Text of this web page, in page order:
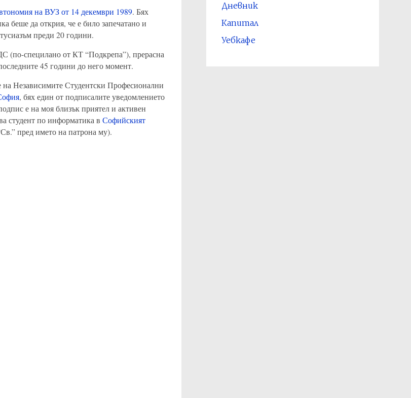
на ВУЗ от 14 декември 1989. Бях
беше да открия, че е било запечатано и
преди 20 години.
(по-специлано от КТ “Подкрепа”), прерасна
45 години до него момент.
Независимите Студентски Професионални
, бях един от подписалите уведомлението
е на моя близък приятел и активен
студент по информатика в Софийският
пред името на патрона му).
Дневник
Капитал
Уебкафе